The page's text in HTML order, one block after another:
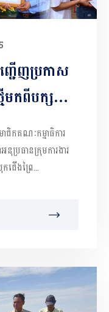
ើញប្រកាស
កពីបក្ស
៨នាក់ នៅឃុំ
ងព្រៃ
កគណៈកម្មាធិការ
រធានក្រុមការងារ
ជើងព្រៃ...